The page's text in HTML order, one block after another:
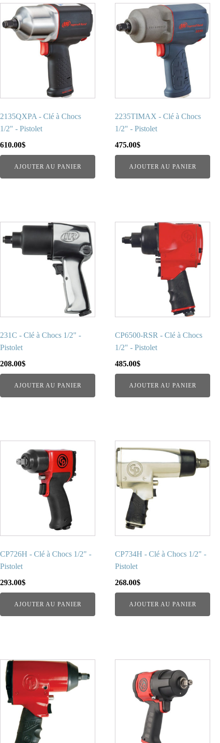
2135QXPA - Clé à Chocs
1/2" - Pistolet
610.00$
AJOUTER AU PANIER
2235TIMAX - Clé à Chocs
1/2" - Pistolet
475.00$
AJOUTER AU PANIER
231C - Clé à Chocs 1/2" -
Pistolet
208.00$
AJOUTER AU PANIER
CP6500-RSR - Clé à Chocs
1/2" - Pistolet
485.00$
AJOUTER AU PANIER
CP726H - Clé à Chocs 1/2" -
Pistolet
293.00$
AJOUTER AU PANIER
CP734H - Clé à Chocs 1/2" -
Pistolet
268.00$
AJOUTER AU PANIER